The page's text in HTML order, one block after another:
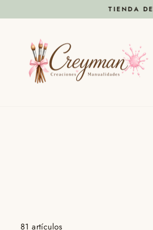
TIENDA DE
81 artículos